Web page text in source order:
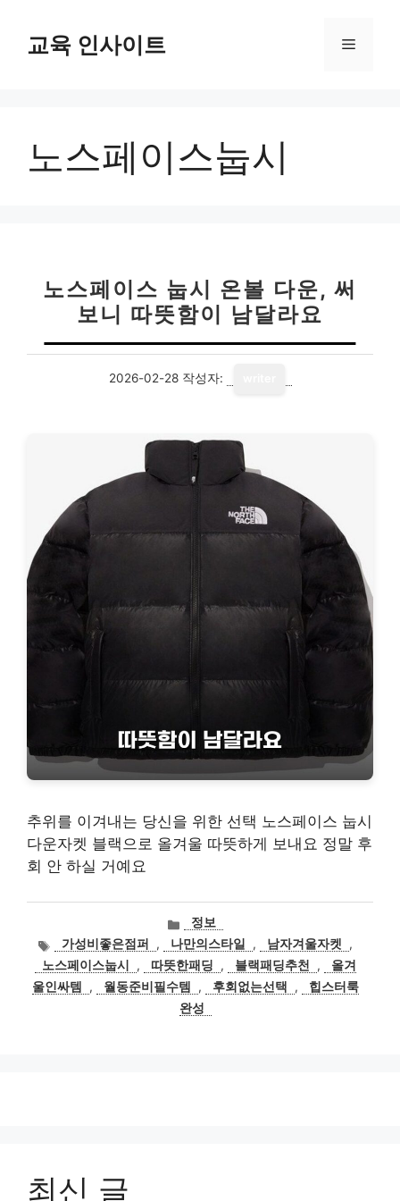
교육 인사이트 메
노스페이스눕시
노스페이스 눕시 온볼 다운, 써
보니 따뜻함이 남달라요
2026-02-28 작성자:
추위를 이겨내는 당신을 위한 선택 노스페이스 눕시
다운자켓 블랙으로 올겨울 따뜻하게 보내요 정말 후
회 안 하실 거예요
카
테
고
리
정보
태
그
가성비좋은점퍼 , 나만의스타일 , 남자겨울자켓
,
노스페이스눕시
, 따뜻한패딩 , 블랙패딩추천 ,
올겨
울인싸템
, 월동준비필수템 , 후회없는선택 ,
힙스터룩
완성
최신 글